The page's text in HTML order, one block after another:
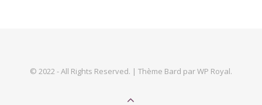
© 2022 - All Rights Reserved. | Thème Bard parWP Royal.